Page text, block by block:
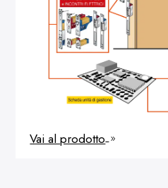
Vai al prodotto 9